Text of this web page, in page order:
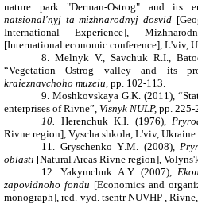
nature park "Derman-Ostrog" and its
natsional'nyj ta mizhnarodnyj dosvid
International Experience],
[International economic conference], L'viv,
8.
Melnyk V.
Savchuk R.I.,
“Vegetation Ostrog valley and its
kraieznavchoho muzeiu , pp. 102-113.
9. Moshkovskaya G .K . (2011),
enterprises of Rivne”, Visnyk NULP, pp. 225-
10.
Herenchuk K .I . (1976),
Rivne region], Vyscha shkola, L'viv, Ukraine.
11.
GryschenkoY .M . (2008),
oblasti [Natural Areas Rivne region],
12.
Yakymchuk A.Y. (2007),
zapovidnoho fondu [Economics and
monograph], red.-vyd. tsentr NUVHP ,